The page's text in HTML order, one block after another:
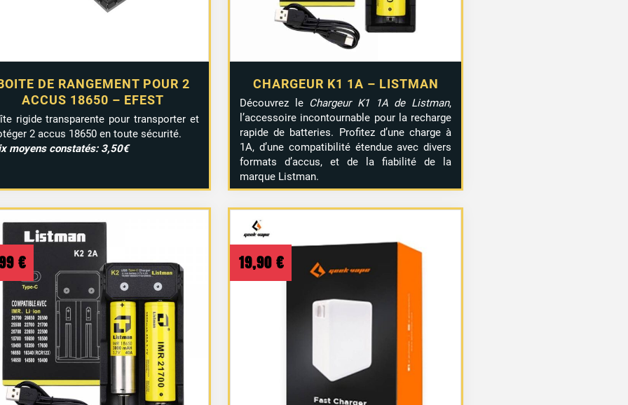
DE RANGEMENT POUR 2
ACCUS 18650 – EFEST
rigide transparente pour transporter et
2 accus 18650 en toute sécurité.
moyens constatés: 3,50€
CHARGEUR K1 1A – LISTMAN
Découvrez le Chargeur K1 1A de Listman,
l’accessoire incontournable pour la recharge
rapide de batteries. Profitez d’une charge à
1A, d’une compatibilité étendue avec divers
formats d’accus, et de la fiabilité de la
marque Listman.
€ 19,90 €